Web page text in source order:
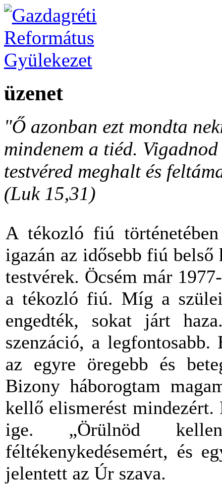
üzenet
"Ő azonban ezt mondta
mindenem a tiéd.
testvéred meghalt és
(Luk 15,31)
A tékozló fiú
igazán az idősebb fiú
testvérek. Öcsém már
a tékozló fiú. Míg a
engedték, sokat járt
szenzáció, a
az egyre öregebb és
Bizony háborogtam
kellő elismerést mindezért.
ige. „Örülnöd
féltékenykedésemért, és
jelentett az Úr szava.